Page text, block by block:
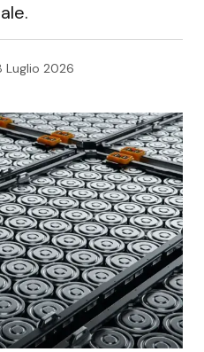
Luglio 2026